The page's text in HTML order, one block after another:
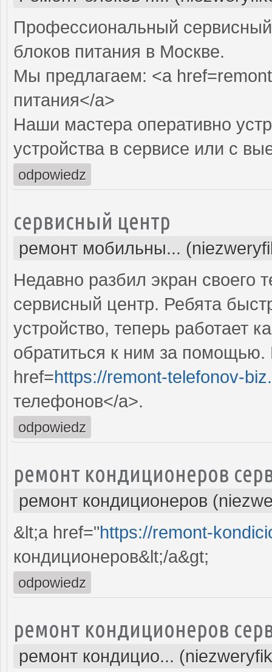
Профессиональный
блоков питания в Москве.
Мы предлагаем: <a
питания</a>
Наши мастера оперативно
устройства в сервисе или с
odpowiedz
сервисный центр
ремонт мобильны...
Недавно разбил экран своего
сервисный центр. Ребята
устройство, теперь работает
обратиться к ним за помощью.
href=https://remont-telefonov-
телефонов</a>.
odpowiedz
ремонт кондиционеров
ремонт кондиционеров
&lt;a href="https://remont-
кондиционеров&lt;/a&gt;
odpowiedz
ремонт кондиционеров
ремонт кондицио...